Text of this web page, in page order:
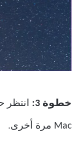
خطوة 3: انتظر
Mac مرة أخرى.